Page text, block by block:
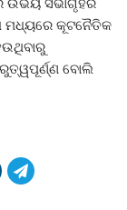
ମଧ୍ୟରେ କୂଟନୈତିକ
ବୋଲି